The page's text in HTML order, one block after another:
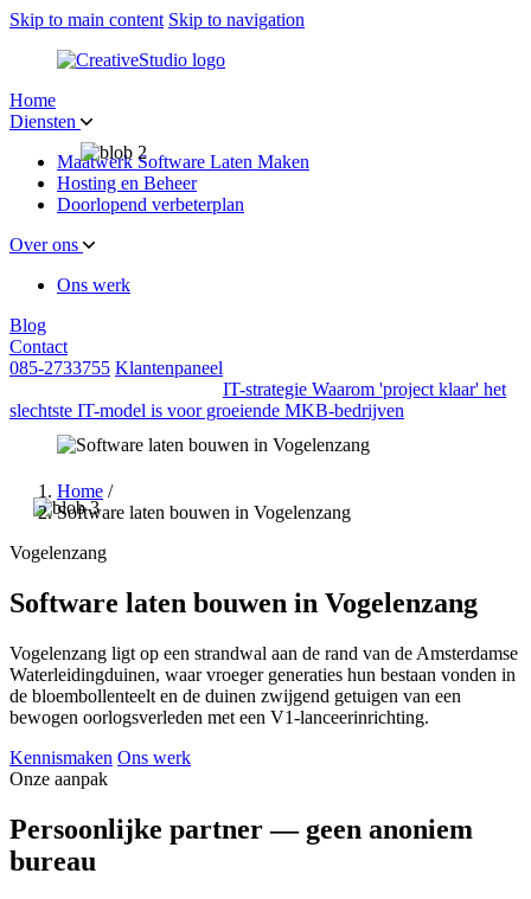
Skip to main content Skip to navigation
Home
Diensten
Maatwerk Software Laten Maken
Hosting en Beheer
Doorlopend verbeterplan
Over ons
Ons werk
Blog
Contact
085-2733755 Klantenpaneel
IT-strategie Waarom 'project klaar' het
slechtste IT-model is voor groeiende MKB-bedrijven
Home /
Software laten bouwen in Vogelenzang
Vogelenzang
Software laten bouwen in Vogelenzang
Vogelenzang ligt op een strandwal aan de rand van de Amsterdamse
Waterleidingduinen, waar vroeger generaties hun bestaan vonden in
de bloembollenteelt en de duinen zwijgend getuigen van een
bewogen oorlogsverleden met een V1-lanceerinrichting.
Kennismaken Ons werk
Onze aanpak
Persoonlijke partner — geen anoniem
bureau